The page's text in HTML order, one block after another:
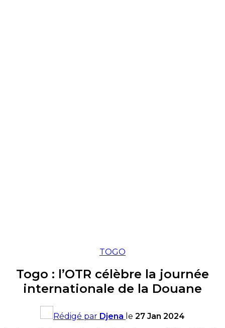
TOGO
Togo : l’OTR célèbre la journée
internationale de la Douane
Rédigé par Djena le 27 Jan 2024